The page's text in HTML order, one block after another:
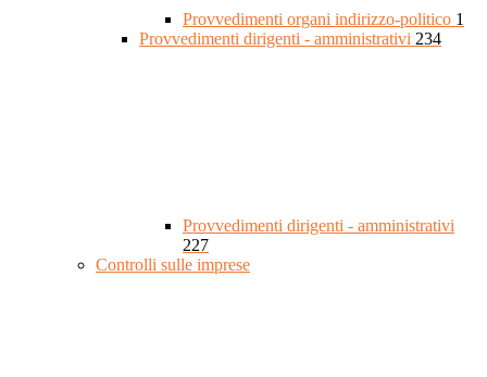
Provvedimenti organi indirizzo-politico 1
Provvedimenti dirigenti - amministrativi 234
Provvedimenti dirigenti - amministrativi
227
Controlli sulle imprese